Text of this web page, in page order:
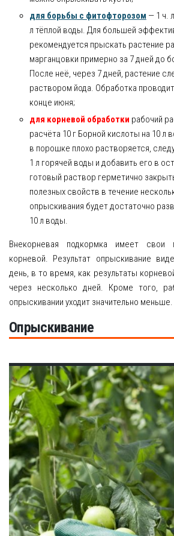
для борьбы с фитофторозом — 1 ч.
л тёплой воды. Для большей
рекомендуется прыскать растение
марганцовки примерно за 7 дней до
После неё, через 7 дней, растение
раствором йода. Обработка
конце июня;
для корневой обработки рабочий
расчёта 10 г Борной кислоты на 10 л
в порошке плохо растворяется,
1 л горячей воды и добавить его в
готовый раствор герметично
полезных свойств в течение
опрыскивания будет достаточно
10 л воды.
Внекорневая подкормка имеет свои
корневой. Результат опрыскивание
день, в то время, как результаты
через несколько дней. Кроме того,
опрыскивании уходит значительно меньше.
Опрыскивание